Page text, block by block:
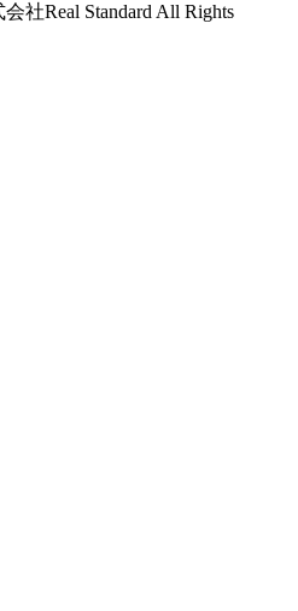
社Real Standard All Rights